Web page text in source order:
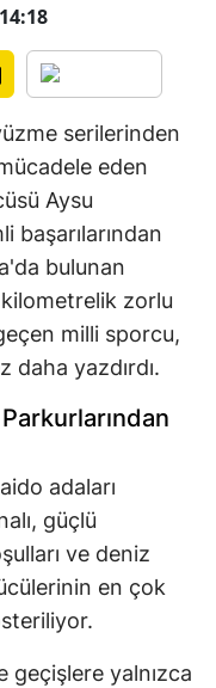
serilerinden
eden
Aysu
başarılarından
bulunan
kilometrelik zorlu
milli sporcu,
daha yazdırdı.
adaları
güçlü
ve deniz
en çok
geçişlere yalnızca